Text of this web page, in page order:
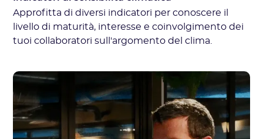
Approfitta di diversi indicatori per conoscere il
livello di maturità, interesse e coinvolgimento dei
tuoi collaboratori sull'argomento del clima.